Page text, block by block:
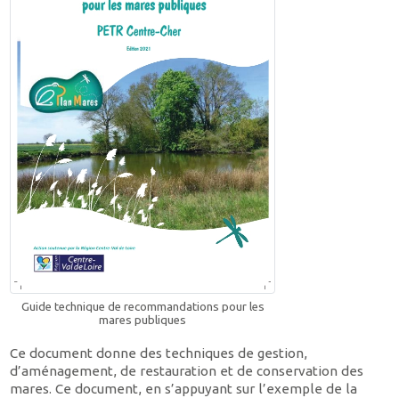
Guide technique de recommandations pour les
mares publiques
Ce document donne des techniques de gestion,
d’aménagement, de restauration et de conservation des
mares. Ce document, en s’appuyant sur l’exemple de la